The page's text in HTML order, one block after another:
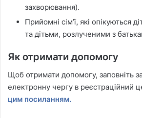
захворювання).
Прийомні сім’ї, які опікуються
та дітьми, розлученими з
Як отримати допомогу
Щоб отримати допомогу, заповніть
електронну чергу в реєстраційний
цим посиланням.